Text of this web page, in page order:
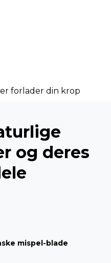
forlader din krop
og deres
mispel-blade